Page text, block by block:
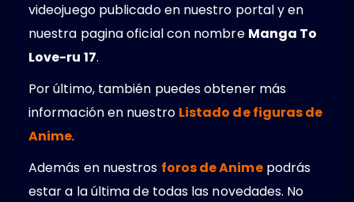
videojuego publicado en nuestro portal y en
nuestra pagina oficial con nombre Manga To
Love-ru 17.
Por último, también puedes obtener más
información en nuestro Listado de figuras de
Anime.
Además en nuestros foros de Animepodrás
estar a la última de todas las novedades. No